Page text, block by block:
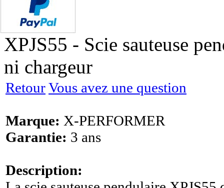
XPJS55 - Scie sauteuse
ni chargeur
RetourVous avez une question
Marque: X-PERFORMER
Garantie: 3 ans
Description: